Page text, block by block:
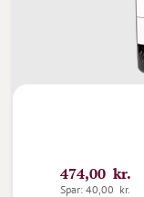
474,00 kr.
Spar: 40,00 kr.